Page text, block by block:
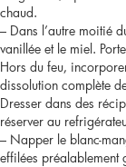
chaud.
– Dans l’autre moitié
vanillée et le miel.
Hors du feu,
dissolution complète
Dresser dans des
réserver au
– Napper le blanc-
effilées préalablement